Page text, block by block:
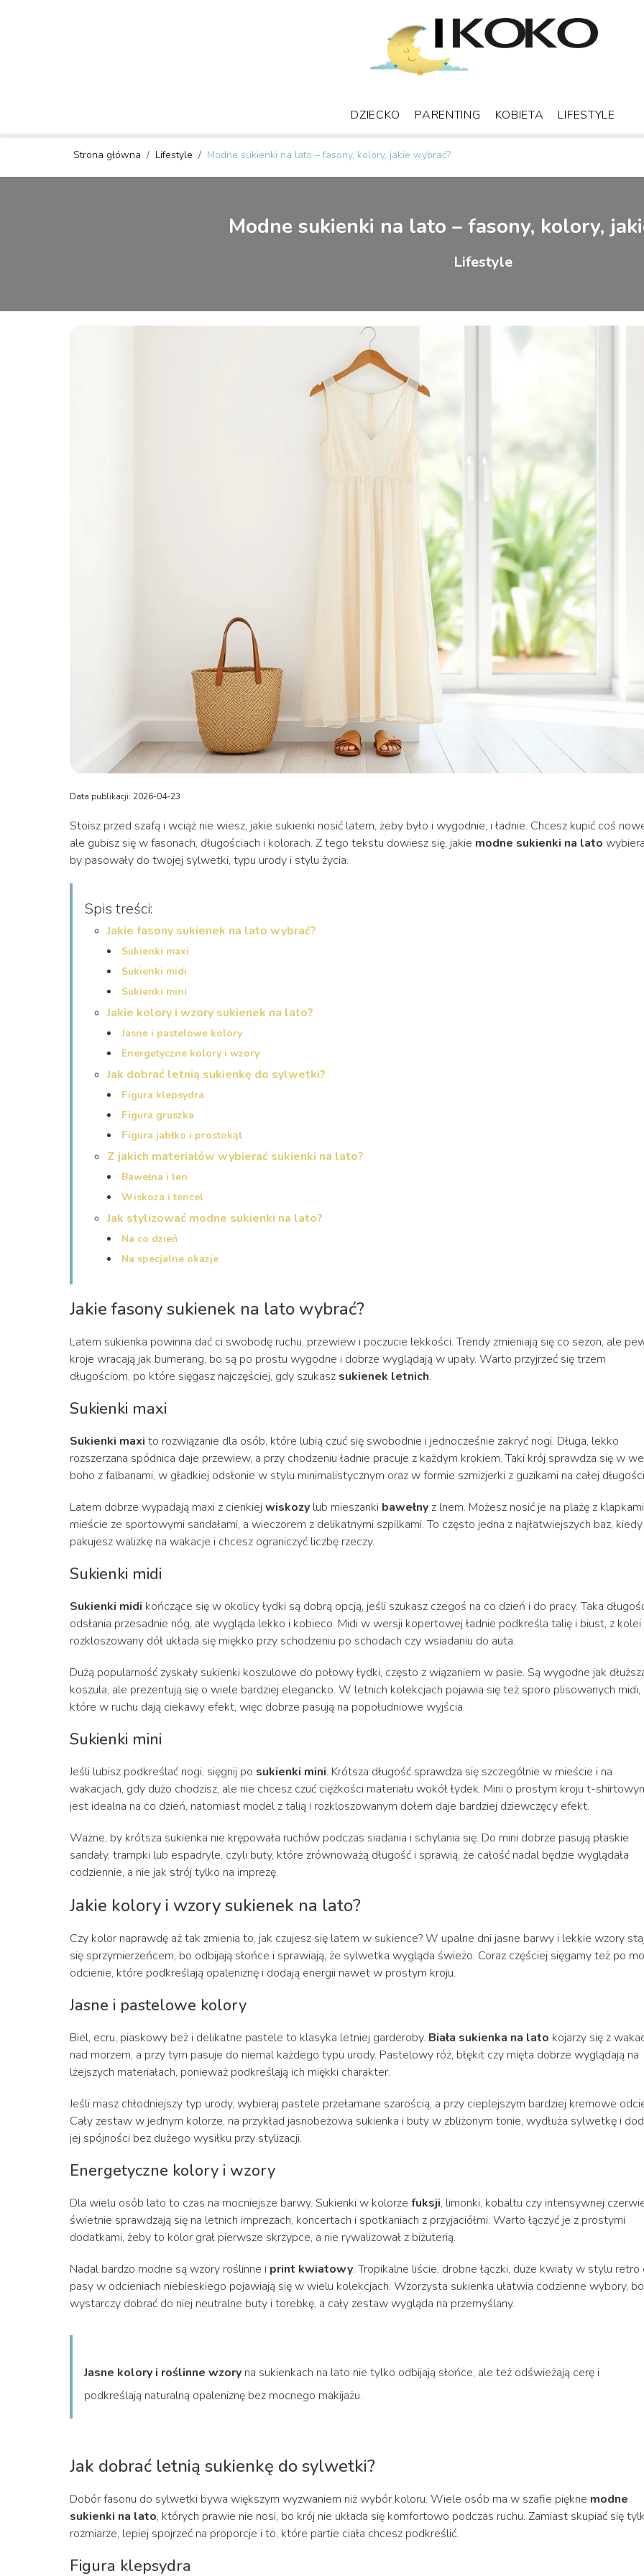
DZIECKO PARENTING KOBIETA LIFESTYLE
Strona główna / Lifestyle / Modne sukienki na lato – fasony, kolory, jakie wybrać?
Modne sukienki na lato – fasony, kolory,
Lifestyle
Data publikacji: 2026-04-23
Stoisz przed szafą i wciąż nie wiesz, jakie sukienki nosić latem, żeby było i wygodnie, i ładnie. Chcesz kupić coś
ale gubisz się w fasonach, długościach i kolorach. Z tego tekstu dowiesz się, jakie modne sukienki na lato
by pasowały do twojej sylwetki, typu urody i stylu życia.
Spis treści:
Jakie fasony sukienek na lato wybrać?
Sukienki maxi
Sukienki midi
Sukienki mini
Jakie kolory i wzory sukienek na lato?
Jasne i pastelowe kolory
Energetyczne kolory i wzory
Jak dobrać letnią sukienkę do sylwetki?
Figura klepsydra
Figura gruszka
Figura jabłko i prostokąt
Z jakich materiałów wybierać sukienki na lato?
Bawełna i len
Wiskoza i tencel
Jak stylizować modne sukienki na lato?
Na co dzień
Na specjalne okazje
Jakie fasony sukienek na lato wybrać?
Latem sukienka powinna dać ci swobodę ruchu, przewiew i poczucie lekkości. Trendy zmieniają się co sezon, ale
kroje wracają jak bumerang, bo są po prostu wygodne i dobrze wyglądają w upały. Warto przyjrzeć się trzem
długościom, po które sięgasz najczęściej, gdy szukasz sukienek letnich.
Sukienki maxi
Sukienki maxi to rozwiązanie dla osób, które lubią czuć się swobodnie i jednocześnie zakryć nogi. Długa, lekko
rozszerzana spódnica daje przewiew, a przy chodzeniu ładnie pracuje z każdym krokiem. Taki krój sprawdza się w
boho z falbanami, w gładkiej odsłonie w stylu minimalistycznym oraz w formie szmizjerki z guzikami na całej
Latem dobrze wypadają maxi z cienkiejwiskozy lub mieszanki bawełny z lnem. Możesz nosić je na plażę z
mieście ze sportowymi sandałami, a wieczorem z delikatnymi szpilkami. To często jedna z najłatwiejszych baz, kiedy
pakujesz walizkę na wakacje i chcesz ograniczyć liczbę rzeczy.
Sukienki midi
Sukienki midi kończące się w okolicy łydki są dobrą opcją, jeśli szukasz czegoś na co dzień i do pracy. Taka
odsłania przesadnie nóg, ale wygląda lekko i kobieco. Midi w wersji kopertowej ładnie podkreśla talię i biust, z kolei
rozkloszowany dół układa się miękko przy schodzeniu po schodach czy wsiadaniu do auta.
Dużą popularność zyskały sukienki koszulowe do połowy łydki, często z wiązaniem w pasie. Są wygodne jak
koszula, ale prezentują się o wiele bardziej elegancko. W letnich kolekcjach pojawia się też sporo plisowanych midi,
które w ruchu dają ciekawy efekt, więc dobrze pasują na popołudniowe wyjścia.
Sukienki mini
Jeśli lubisz podkreślać nogi, sięgnij po sukienki mini. Krótsza długość sprawdza się szczególnie w mieście i na
wakacjach, gdy dużo chodzisz, ale nie chcesz czuć ciężkości materiału wokół łydek. Mini o prostym kroju t-
jest idealna na co dzień, natomiast model z talią i rozkloszowanym dołem daje bardziej dziewczęcy efekt.
Ważne, by krótsza sukienka nie krępowała ruchów podczas siadania i schylania się. Do mini dobrze pasują płaskie
sandały, trampki lub espadryle, czyli buty, które zrównoważą długość i sprawią, że całość nadal będzie wyglądała
codziennie, a nie jak strój tylko na imprezę.
Jakie kolory i wzory sukienek na lato?
Czy kolor naprawdę aż tak zmienia to, jak czujesz się latem w sukience? W upalne dni jasne barwy i lekkie wzory
się sprzymierzeńcem, bo odbijają słońce i sprawiają, że sylwetka wygląda świeżo. Coraz częściej sięgamy też po
odcienie, które podkreślają opaleniznę i dodają energii nawet w prostym kroju.
Jasne i pastelowe kolory
Biel, ecru, piaskowy beż i delikatne pastele to klasyka letniej garderoby. Biała sukienka na lato kojarzy się z
nad morzem, a przy tym pasuje do niemal każdego typu urody. Pastelowy róż, błękit czy mięta dobrze wyglądają na
lżejszych materiałach, ponieważ podkreślają ich miękki charakter.
Jeśli masz chłodniejszy typ urody, wybieraj pastele przełamane szarością, a przy cieplejszym bardziej kremowe
Cały zestaw w jednym kolorze, na przykład jasnobeżowa sukienka i buty w zbliżonym tonie, wydłuża sylwetkę i
jej spójności bez dużego wysiłku przy stylizacji.
Energetyczne kolory i wzory
Dla wielu osób lato to czas na mocniejsze barwy. Sukienki w kolorze fuksji, limonki, kobaltu czy intensywnej
świetnie sprawdzają się na letnich imprezach, koncertach i spotkaniach z przyjaciółmi. Warto łączyć je z prostymi
dodatkami, żeby to kolor grał pierwsze skrzypce, a nie rywalizował z biżuterią.
Nadal bardzo modne są wzory roślinne i print kwiatowy. Tropikalne liście, drobne łączki, duże kwiaty w stylu retro
pasy w odcieniach niebieskiego pojawiają się w wielu kolekcjach. Wzorzysta sukienka ułatwia codzienne wybory, bo
wystarczy dobrać do niej neutralne buty i torebkę, a cały zestaw wygląda na przemyślany.
Jasne kolory i roślinne wzory na sukienkach na lato nie tylko odbijają słońce, ale też odświeżają cerę i
podkreślają naturalną opaleniznę bez mocnego makijażu.
Jak dobrać letnią sukienkę do sylwetki?
Dobór fasonu do sylwetki bywa większym wyzwaniem niż wybór koloru. Wiele osób ma w szafie piękne modne
sukienki na lato, których prawie nie nosi, bo krój nie układa się komfortowo podczas ruchu. Zamiast skupiać się
rozmiarze, lepiej spojrzeć na proporcje i to, które partie ciała chcesz podkreślić.
Figura klepsydra